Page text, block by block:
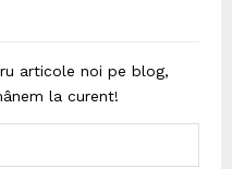
articole noi pe blog,
la curent!